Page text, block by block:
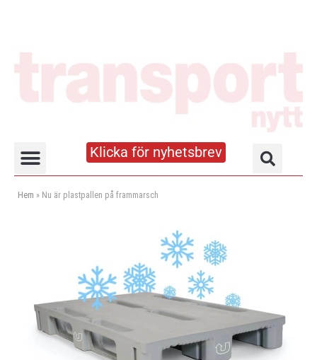
Klicka för nyhetsbrev
Hem » Nu är plastpallen på frammarsch